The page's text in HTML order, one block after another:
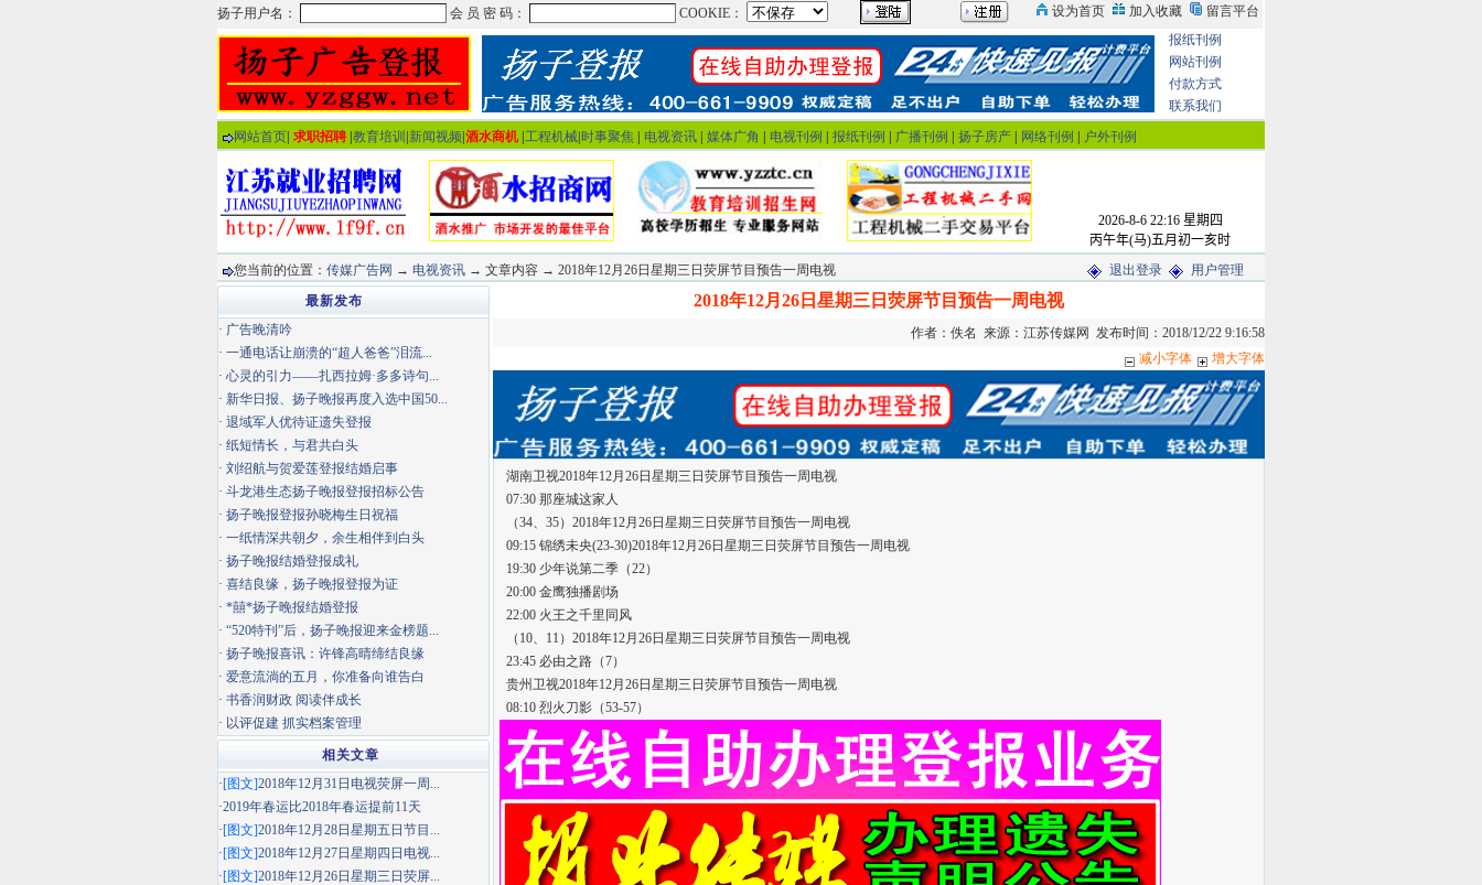
报纸刊例
网站刊例
付款方式
联系我们
网站首页 求职招聘 教育培训 新闻视频 酒水商机 工程机械 时事聚焦 电视资讯 媒体广角 电视刊例 报纸刊例 广播刊例 扬子房产 网络刊例 户外刊例
您当前的位置： 传媒广告网 → 电视资讯 → 文章内容 → 2018年12月26日星期三日荧屏节目预告一周电视 退出登录 用户管理
2018年12月26日星期三日荧屏节目预告一周电视
作者：佚名 来源：江苏传媒网 发布时间：2018/12/22 9:16:58
减小字体
增大字体
湖南卫视2018年12月26日星期三日荧屏节目预告一周电视
07:30 那座城这家人
（34、35）2018年12月26日星期三日荧屏节目预告一周电视
09:15 锦绣未央(23-30)2018年12月26日星期三日荧屏节目预告一周电视
19:30 少年说第二季（22）
20:00 金鹰独播剧场
22:00 火王之千里同风
（10、11）2018年12月26日星期三日荧屏节目预告一周电视
23:45 必由之路（7）
贵州卫视2018年12月26日星期三日荧屏节目预告一周电视
08:10 烈火刀影（53-57）
最新发布
· 广告晚清吟
· 一通电话让崩溃的“超人爸爸”泪流...
· 心灵的引力——扎西拉姆·多多诗句...
· 新华日报、扬子晚报再度入选中国50...
· 退域军人优待证遗失登报
· 纸短情长，与君共白头
· 刘绍航与贺爱莲登报结婚启事
· 斗龙港生态扬子晚报登报招标公告
· 扬子晚报登报孙晓梅生日祝福
· 一纸情深共朝夕，余生相伴到白头
· 扬子晚报结婚登报成礼
· 喜结良缘，扬子晚报登报为证
· *囍*扬子晚报结婚登报
· “520特刊”后，扬子晚报迎来金榜题...
· 扬子晚报喜讯：许锋高晴缔结良缘
· 爱意流淌的五月，你准备向谁告白
· 书香润财政 阅读伴成长
· 以评促建 抓实档案管理
相关文章
·[图文]2018年12月31日电视荧屏一周...
·2019年春运比2018年春运提前11天
·[图文]2018年12月28日星期五日节目...
·[图文]2018年12月27日星期四日电视...
·[图文]2018年12月26日星期三日荧屏...